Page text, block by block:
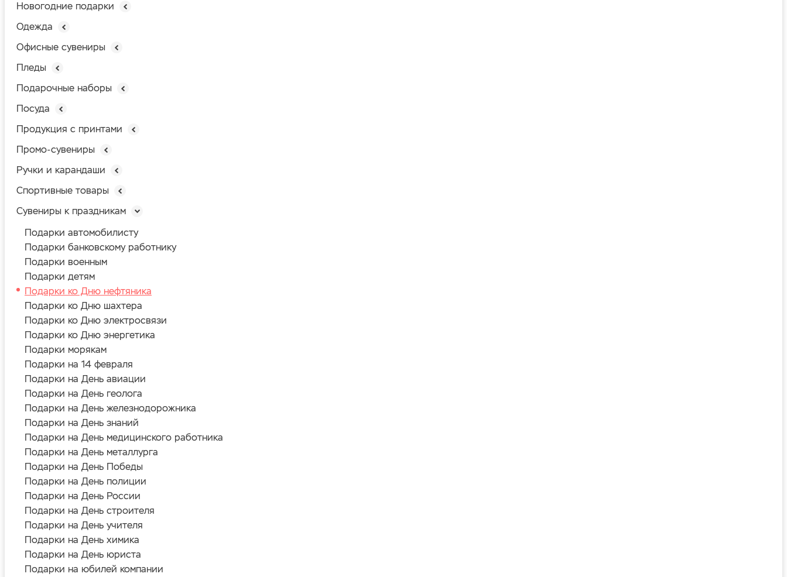
Новогодние подарки
Одежда
Офисные сувениры
Пледы
Подарочные наборы
Посуда
Продукция с принтами
Промо-сувениры
Ручки и карандаши
Спортивные товары
Сувениры к праздникам
Подарки автомобилисту
Подарки банковскому работнику
Подарки военным
Подарки детям
Подарки ко Дню нефтяника
Подарки ко Дню шахтера
Подарки ко Дню электросвязи
Подарки ко Дню энергетика
Подарки морякам
Подарки на 14 февраля
Подарки на День авиации
Подарки на День геолога
Подарки на День железнодорожника
Подарки на День знаний
Подарки на День медицинского работника
Подарки на День металлурга
Подарки на День Победы
Подарки на День полиции
Подарки на День России
Подарки на День строителя
Подарки на День учителя
Подарки на День химика
Подарки на День юриста
Подарки на юбилей компании